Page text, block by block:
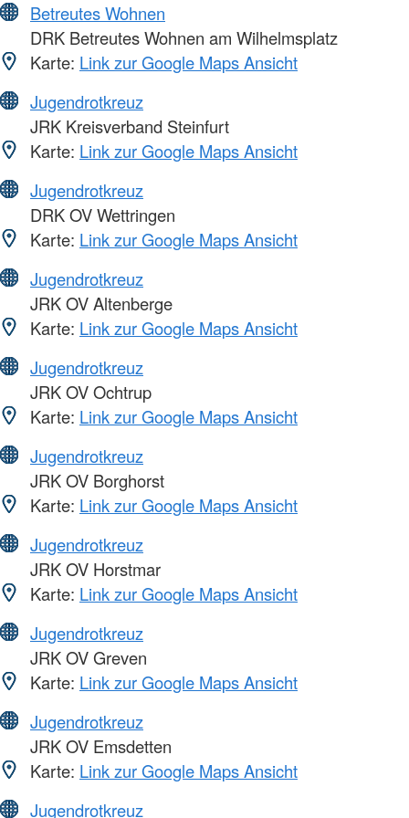
Betreutes Wohnen
DRK Betreutes Wohnen am Wilhelmsplatz
Karte: Link zur Google Maps Ansicht
Jugendrotkreuz
JRK Kreisverband Steinfurt
Karte: Link zur Google Maps Ansicht
Jugendrotkreuz
DRK OV Wettringen
Karte: Link zur Google Maps Ansicht
Jugendrotkreuz
JRK OV Altenberge
Karte: Link zur Google Maps Ansicht
Jugendrotkreuz
JRK OV Ochtrup
Karte: Link zur Google Maps Ansicht
Jugendrotkreuz
JRK OV Borghorst
Karte: Link zur Google Maps Ansicht
Jugendrotkreuz
JRK OV Horstmar
Karte: Link zur Google Maps Ansicht
Jugendrotkreuz
JRK OV Greven
Karte: Link zur Google Maps Ansicht
Jugendrotkreuz
JRK OV Emsdetten
Karte: Link zur Google Maps Ansicht
Jugendrotkreuz